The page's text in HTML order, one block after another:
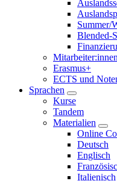
Summer/
Blended-
Mitarbeiter:innen
Erasmus+
ECTS und
Sprachen
Kurse
Tandem
Materialien
Online
Deutsch
Englisch
Italienisch